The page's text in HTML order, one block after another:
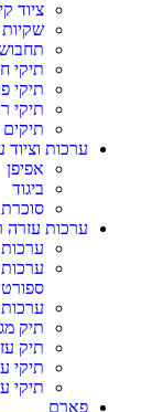
ציוד
שקיות
תיקי
תיקי
תיקי
ערכות
אפיפן
ביגוד
סוכרת
ערכות עזרה
ערכות
ספורט
תיק
תיק
תיקי
תיקי
פארם